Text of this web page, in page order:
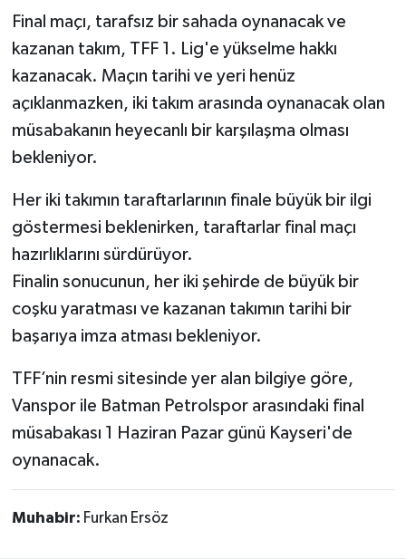
Final maçı, tarafsız bir sahada oynanacak ve
kazanan takım, TFF 1. Lig'e yükselme hakkı
kazanacak. Maçın tarihi ve yeri henüz
açıklanmazken, iki takım arasında oynanacak olan
müsabakanın heyecanlı bir karşılaşma olması
bekleniyor.
Her iki takımın taraftarlarının finale büyük bir ilgi
göstermesi beklenirken, taraftarlar final maçı
hazırlıklarını sürdürüyor.
Finalin sonucunun, her iki şehirde de büyük bir
coşku yaratması ve kazanan takımın tarihi bir
başarıya imza atması bekleniyor.
TFF’nin resmi sitesinde yer alan bilgiye göre,
Vanspor ile Batman Petrolspor arasındaki final
müsabakası 1 Haziran Pazar günü Kayseri'de
oynanacak.
Muhabir: Furkan Ersöz